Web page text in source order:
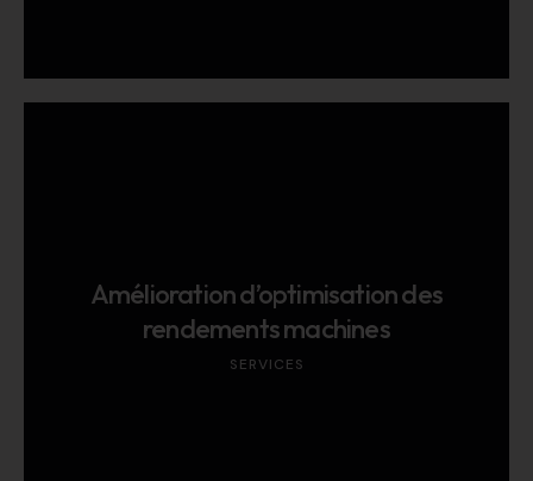
Amélioration d’optimisation des
rendements machines
SERVICES